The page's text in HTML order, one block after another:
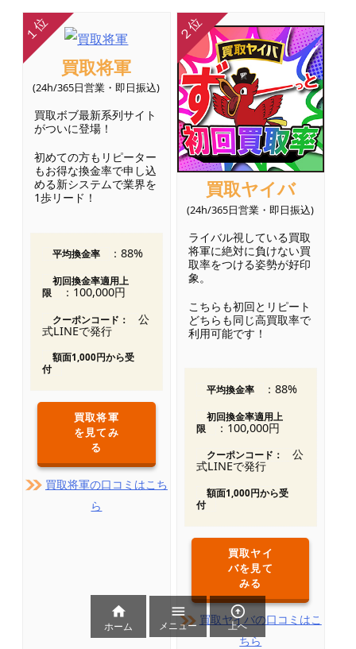
買取将軍
(24h/365日営業・即日振込)
買取ボブ最新系列サイト
がついに登場！
初めての方もリピーター
もお得な換金率で申し込
める新システムで業界を
1歩リード！
平均換金率 ：88%
初回換金率適用上
限
：100,000円
クーポンコード： 公
式LINEで発行
額面1,000円から受
付
買取将軍
を見てみ
る
買取将軍の口コミはこち
ら
買取ヤイバ
(24h/365日営業・即日振込)
ライバル視している買取
将軍に絶対に負けない買
取率をつける姿勢が好印
象。
こちらも初回とリピート
どちらも同じ高買取率で
利用可能です！
平均換金率 ：88%
初回換金率適用上
限
：100,000円
クーポンコード： 公
式LINEで発行
額面1,000円から受
付
買取ヤイ
バを見て
みる
買取ヤイバの口コミはこ
ちら

ホーム

メニュー

上へ